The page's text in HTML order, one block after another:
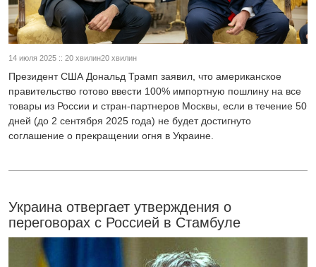
14 июля 2025 :: 20 хвилин20 хвилин
Президент США Дональд Трамп заявил, что американское
правительство готово ввести 100% импортную пошлину на все
товары из России и стран-партнеров Москвы, если в течение 50
дней (до 2 сентября 2025 года) не будет достигнуто
соглашение о прекращении огня в Украине.
Украина отвергает утверждения о
переговорах с Россией в Стамбуле